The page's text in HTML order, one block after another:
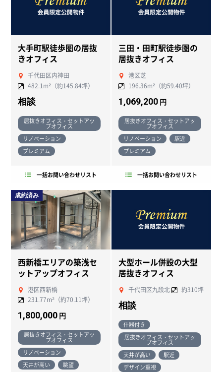
大手町駅徒歩圏の居抜
きオフィス
千代田区内神田
482.1m²（約145.84坪）
相談
居抜きオフィス・セットアッ
プオフィス
リノベーション
プレミアム
一括お問い合わせリスト
三田・田町駅徒歩圏の
居抜きオフィス
港区芝
196.36m²（約59.40坪）
1,069,200 円
居抜きオフィス・セットアッ
プオフィス
リノベーション
駅近
プレミアム
一括お問い合わせリスト
成約済み
西新橋エリアの築浅セ
ットアップオフィス
港区西新橋
231.77m²（約70.11坪）
1,800,000 円
居抜きオフィス・セットアッ
プオフィス
リノベーション
天井が高い
眺望
大型ホール併設の大型
居抜きオフィス
千代田区九段北 約310坪
相談
什器付き
居抜きオフィス・セットアッ
プオフィス
天井が高い
駅近
デザイン重視